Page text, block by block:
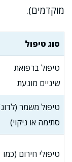
מוקדמים).
סוג טיפול
טיפול ברפואת
שיניים מונעת
טיפול משמר (לדוג'
סתימה או ניקוי)
טיפולי חירום (כמו